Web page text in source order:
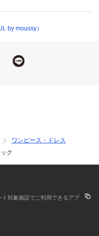
ことんカジュアルな着こ
by moussy）
ワンピース・ドレス
ク
対象施設でご利用できるアプ